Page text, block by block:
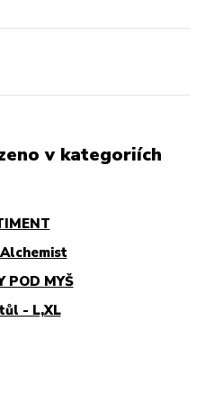
v kategoriích
POD MYŠ
- L,XL